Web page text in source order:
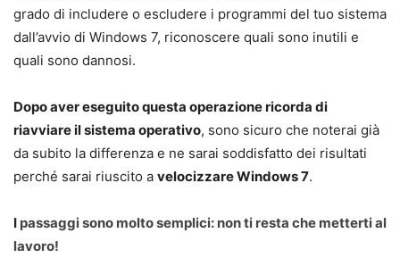
grado di includere o escludere i programmi del tuo sistema
dall’avvio di Windows 7, riconoscere quali sono inutili e
quali sono dannosi.
Dopo aver eseguito questa operazione ricorda di
riavviare il sistema operativo, sono sicuro che noterai già
da subito la differenza e ne sarai soddisfatto dei risultati
perché sarai riuscito a velocizzare Windows 7.
I passaggi sono molto semplici: non ti resta che metterti al
lavoro!